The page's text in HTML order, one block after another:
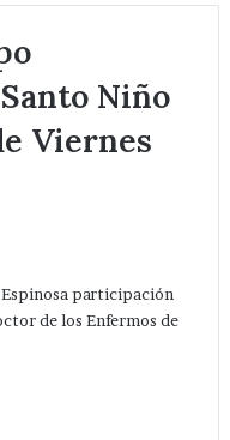
Niño
Viernes
participación
de los Enfermos de